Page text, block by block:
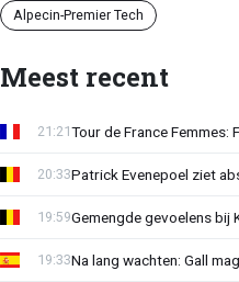
Alpecin-Premier Tech
Meest recent
Tour de France
21:21
Patrick Evenepoel ziet
20:33
Gemengde gevoelens bij
19:59
Na lang wachten: Gall
19:33